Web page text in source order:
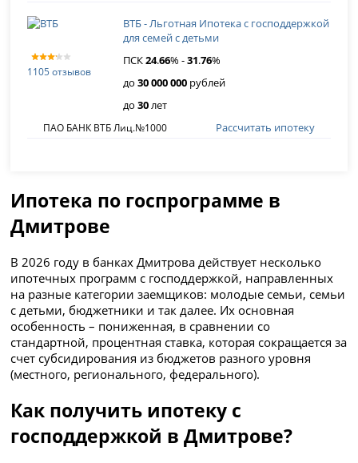
1105 отзывов
ВТБ - Льготная Ипотека с господдержкой
для семей с детьми
ПСК24.66% -31.76%
до30 000 000 рублей
до30лет
ПАО БАНК ВТБ Лиц.№1000 Рассчитать ипотеку
Ипотека по госпрограмме в
Дмитрове
В 2026 году в банках Дмитрова действует несколько
ипотечных программ с господдержкой, направленных
на разные категории заемщиков: молодые семьи, семьи
с детьми, бюджетники и так далее. Их основная
особенность – пониженная, в сравнении со
стандартной, процентная ставка, которая сокращается за
счет субсидирования из бюджетов разного уровня
(местного, регионального, федерального).
Как получить ипотеку с
господдержкой в Дмитрове?